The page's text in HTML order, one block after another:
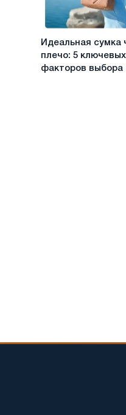
здоровье
сумка
плечо:
Идеальная сумка
плечо: 5 ключевых
факторов выбора